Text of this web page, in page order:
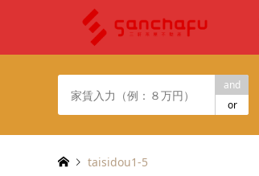
and
or
taisidou1-5